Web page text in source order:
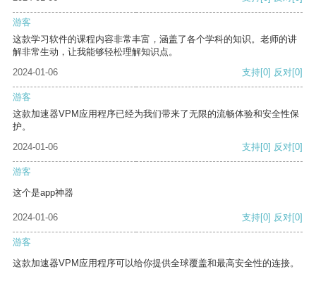
游客
这款学习软件的课程内容非常丰富，涵盖了各个学科的知识。老师的讲
解非常生动，让我能够轻松理解知识点。
2024-01-06
支持[0] 反对[0]
游客
这款加速器VPM应用程序已经为我们带来了无限的流畅体验和安全性保
护。
2024-01-06
支持[0] 反对[0]
游客
这个是app神器
2024-01-06 支持[0] 反对[0]
游客
这款加速器VPM应用程序可以给你提供全球覆盖和最高安全性的连接。